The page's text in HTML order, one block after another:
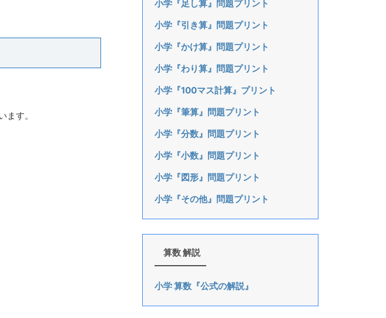
す。
小学『足し算』問題プリント
小学『引き算』問題プリント
小学『かけ算』問題プリント
小学『わり算』問題プリント
小学『100マス計算』プリント
小学『筆算』問題プリント
小学『分数』問題プリント
小学『小数』問題プリント
小学『図形』問題プリント
小学『その他』問題プリント
算数 解説
小学 算数『公式の解説』